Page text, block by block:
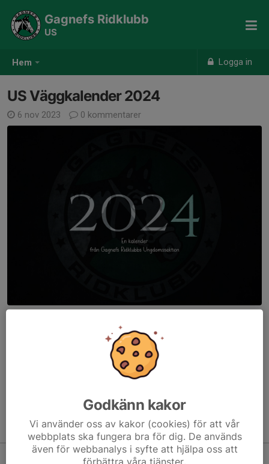
Hem Logga in
Gagnefs Ridklubb
US
US Väggkalender 2024
6 nov 2023 0 kommentarer
All vinst går oavkortat till US kassa för aktiviteter för alla
Kalendern är en väggkalender, upphängd har den storlek av ett
A3. Kalendern pryds av bilder på...
Kommande aktiviteter
Godkänn kakor
Vi använder oss av kakor (cookies) för att vår
webbplats ska fungera bra för dig. De används
även för webbanalys i syfte att hjälpa oss att
förbättra våra tjänster.